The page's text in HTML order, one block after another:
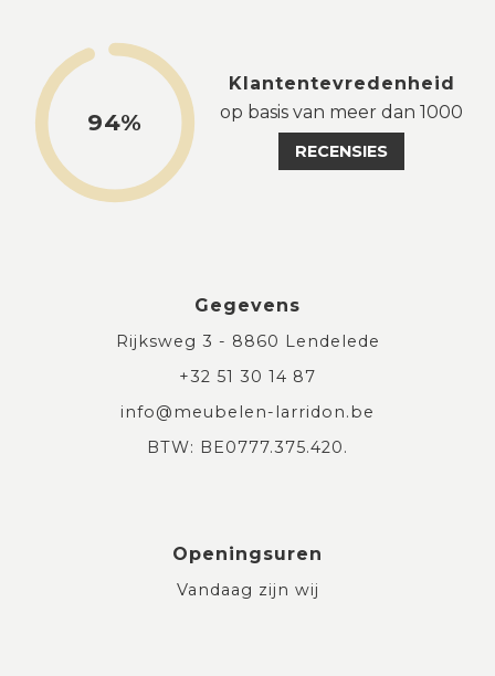
94%
Klantentevredenheid
op basis van meer dan 1000
RECENSIES
Gegevens
Rijksweg 3 - 8860 Lendelede
+32 51 30 14 87
info@meubelen-larridon.be
BTW: BE0777.375.420.
Openingsuren
Vandaag zijn wij